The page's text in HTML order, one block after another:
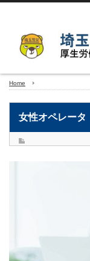
Home
女性オペレータ